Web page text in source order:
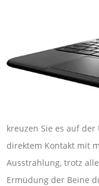
kreuzen Sie es auf
direktem Kontakt mit
Ausstrahlung, trotz
Ermüdung der Beine